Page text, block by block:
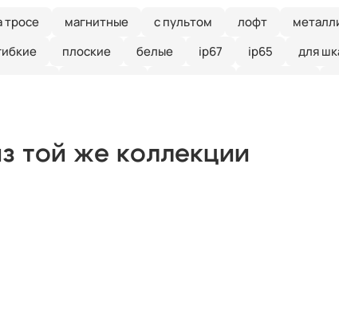
тросе магнитные с пультом лофт
плоские белые ip67 ip65 для
той же коллекции